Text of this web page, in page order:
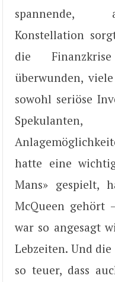
spannende,
Konstellation
die
überwunden,
sowohl seriöse
hatte eine
Mans» gespielt,
McQueen gehört
war so angesagt
Lebzeiten. Und
so teuer, dass